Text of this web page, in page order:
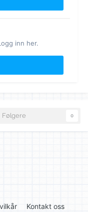
inn her.
Følgere 0
Kontakt oss